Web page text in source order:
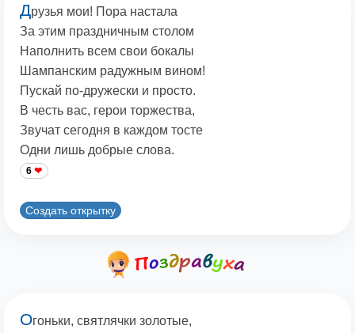
Друзья мои! Пора настала
За этим праздничным столом
Наполнить всем свои бокалы
Шампанским радужным вином!
Пускай по-дружески и просто.
В честь вас, герои торжества,
Звучат сегодня в каждом тосте
Одни лишь добрые слова.
6
Создать открытку
Огоньки, святлячки золотые,